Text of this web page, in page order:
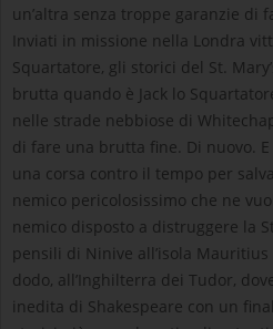
un’altra senza troppe garanzie di
Inviati in missione nella Londra
Squartatore, gli storici del St.
brutta quando è Jack lo
nelle strade nebbiose di
di fare una brutta fine. Di nuovo. E
una corsa contro il tempo per
nemico pericolosissimo che ne
nemico disposto a distruggere la
pensili di Ninive all’isola
dodo, all’Inghilterra dei Tudor,
inedita di Shakespeare con un